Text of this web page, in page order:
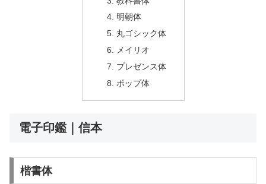
明朝体
丸ゴシック体
メイリオ
プレゼンス体
ポップ体
電子印鑑｜信本
楷書体